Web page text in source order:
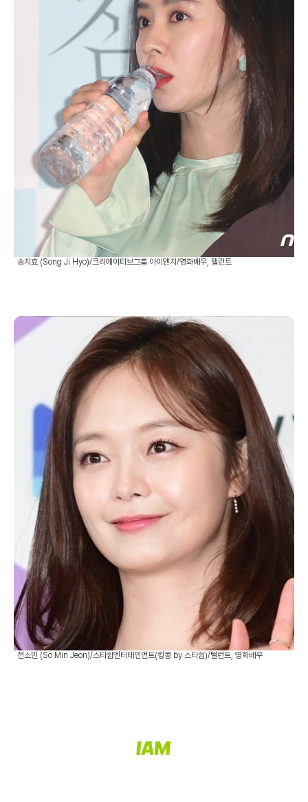
송지효 (Song Ji Hyo)/크리에이티브그룹 아이엔지/영화배우, 탤런트
전소민 (So Min Jeon)/스타쉽엔터테인먼트(킹콩 by 스타쉽)/탤런트, 영화배우